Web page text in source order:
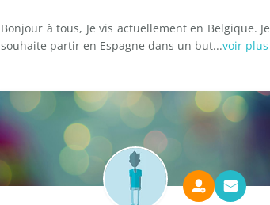
Bonjour à tous, Je vis actuellement en Belgique. Je
souhaite partir en Espagne dans un but...voir plus